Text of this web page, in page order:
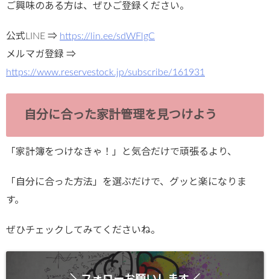
ご興味のある方は、ぜひご登録ください。
公式LINE ⇒ https://lin.ee/sdWFlgC
メルマガ登録 ⇒
https://www.reservestock.jp/subscribe/161931
自分に合った家計管理を見つけよう
「家計簿をつけなきゃ！」と気合だけで頑張るより、
「自分に合った方法」を選ぶだけで、グッと楽になりま
す。
ぜひチェックしてみてくださいね。